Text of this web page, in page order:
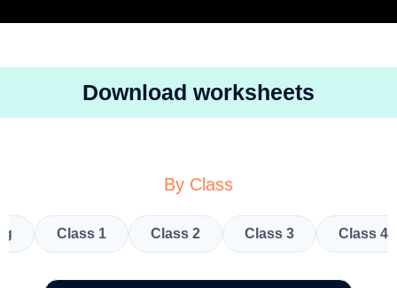
Download worksheets
By Class
Class 1 Class 2 Class 3 Class 4